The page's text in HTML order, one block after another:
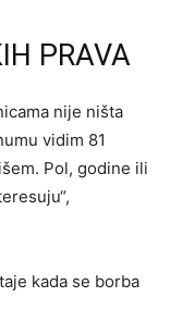
PRAVA
nije ništa
vidim 81
Pol, godine ili
kada se borba